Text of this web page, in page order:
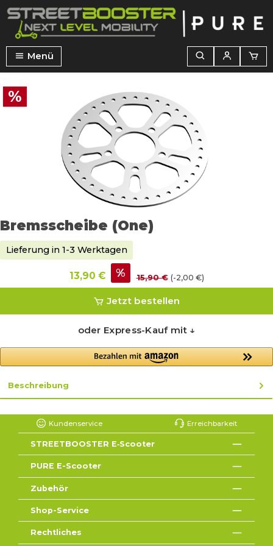
springen
Menü
Bildergalerie überspringen
%
Bremsscheibe (One)
Lieferung in 1-3 Werktagen
13,90 € % 15,90 € (-2,00 €)
Jetzt bestellen
oder Express-Kauf mit ↓
Beschreibung
Kundenservice Erreichbarkeit
STREETBOOSTER E‑Scooter
PURE E-Scooter
Zubehör
Shop-Service
Rechtliches